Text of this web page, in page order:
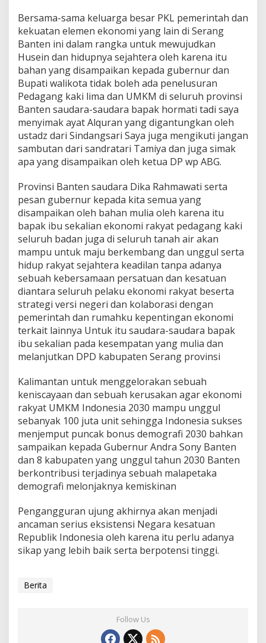
Bersama-sama keluarga besar PKL pemerintah dan
kekuatan elemen ekonomi yang lain di Serang
Banten ini dalam rangka untuk mewujudkan
Husein dan hidupnya sejahtera oleh karena itu
bahan yang disampaikan kepada gubernur dan
Bupati walikota tidak boleh ada penelusuran
Pedagang kaki lima dan UMKM di seluruh provinsi
Banten saudara-saudara bapak hormati tadi saya
menyimak ayat Alquran yang digantungkan oleh
ustadz dari Sindangsari Saya juga mengikuti jangan
sambutan dari sandratari Tamiya dan juga simak
apa yang disampaikan oleh ketua DP wp ABG.
Provinsi Banten saudara Dika Rahmawati serta
pesan gubernur kepada kita semua yang
disampaikan oleh bahan mulia oleh karena itu
bapak ibu sekalian ekonomi rakyat pedagang kaki
seluruh badan juga di seluruh tanah air akan
mampu untuk maju berkembang dan unggul serta
hidup rakyat sejahtera keadilan tanpa adanya
sebuah kebersamaan persatuan dan kesatuan
diantara seluruh pelaku ekonomi rakyat beserta
strategi versi negeri dan kolaborasi dengan
pemerintah dan rumahku kepentingan ekonomi
terkait lainnya Untuk itu saudara-saudara bapak
ibu sekalian pada kesempatan yang mulia dan
melanjutkan DPD kabupaten Serang provinsi
Kalimantan untuk menggelorakan sebuah
keniscayaan dan sebuah kerusakan agar ekonomi
rakyat UMKM Indonesia 2030 mampu unggul
sebanyak 100 juta unit sehingga Indonesia sukses
menjemput puncak bonus demografi 2030 bahkan
sampaikan kepada Gubernur Andra Sony Banten
dan 8 kabupaten yang unggul tahun 2030 Banten
berkontribusi terjadinya sebuah malapetaka
demografi melonjaknya kemiskinan
Pengangguran ujung akhirnya akan menjadi
ancaman serius eksistensi Negara kesatuan
Republik Indonesia oleh karena itu perlu adanya
sikap yang lebih baik serta berpotensi tinggi.
Berita
Follow Us